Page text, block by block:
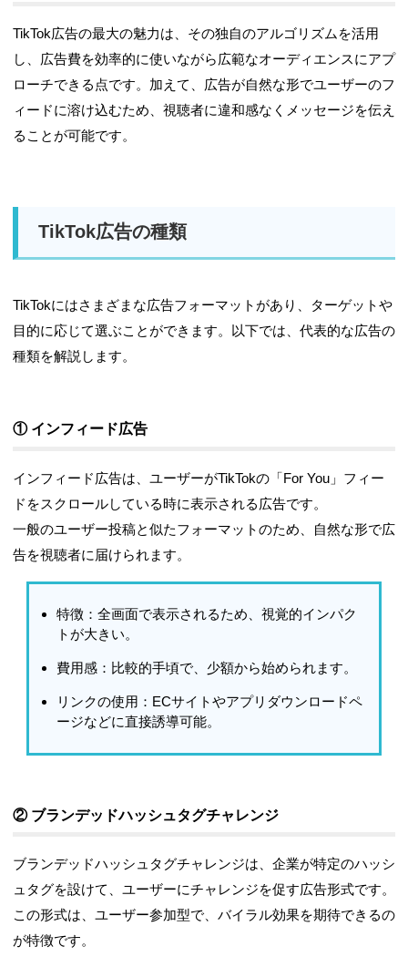
TikTok広告の最大の魅力は、その独自のアルゴリズムを活用
し、広告費を効率的に使いながら広範なオーディエンスにアプ
ローチできる点です。加えて、広告が自然な形でユーザーのフ
ィードに溶け込むため、視聴者に違和感なくメッセージを伝え
ることが可能です。
TikTok広告の種類
TikTokにはさまざまな広告フォーマットがあり、ターゲットや
目的に応じて選ぶことができます。以下では、代表的な広告の
種類を解説します。
① インフィード広告
インフィード広告は、ユーザーがTikTokの「For You」フィー
ドをスクロールしている時に表示される広告です。
一般のユーザー投稿と似たフォーマットのため、自然な形で広
告を視聴者に届けられます。
特徴 ：全画面で表示されるため、視覚的インパク
トが大きい。
費用感 ：比較的手頃で、少額から始められます。
リンクの使用 ：ECサイトやアプリダウンロードペ
ージなどに直接誘導可能。
② ブランデッドハッシュタグチャレンジ
ブランデッドハッシュタグチャレンジは、企業が特定のハッシ
ュタグを設けて、ユーザーにチャレンジを促す広告形式です。
この形式は、ユーザー参加型で、バイラル効果を期待できるの
が特徴です。